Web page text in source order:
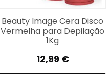
Beauty Image Cera Disco
Vermelha para Depilação
1Kg
12,99 €